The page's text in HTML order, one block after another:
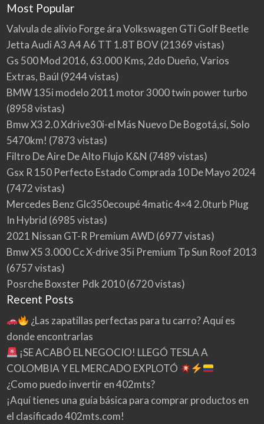
Most Popular
Valvula de alivio Forge ára Volkswagen GTi Golf Beetle
Jetta Audi A3 A4 A6 TT 1.8T BOV(21369 vistas)
Gs 500 Mod 2016, 63.000 Kms, 2do Dueño, Varios
Extras, Baúl (9244 vistas)
BMW 135i modelo 2011 motor 3000 twin power turbo
(8958 vistas)
Bmw X3 2.0 Xdrive30i-el Más Nuevo De Bogotá,sí, Solo
5470km! (7873 vistas)
Filtro De Aire De Alto Flujo K&N (7489 vistas)
Gsx R 150 Perfecto Estado Comprada 10 De Mayo 2024
(7472 vistas)
Mercedes Benz Glc350ecoupé 4matic 4×4 2.0turb Plug
In Hybrid (6985 vistas)
2021 Nissan GT-R Premium AWD(6977 vistas)
Bmw X5 3.000 Cc X-drive 35i Premium Tp Sun Roof 2013
(6757 vistas)
Posrche Boxster Pdk 2010(6720 vistas)
Recent Posts
¿Las zapatillas perfectas para tu carro? Aquí es
donde encontrarlas
¡SE ACABÓ EL NEGOCIO! LLEGÓ TESLA A
COLOMBIA Y EL MERCADO EXPLOTÓ
¿Como puedo invertir en 402mts?
¡Aquí tienes una guía básica para comprar productos en
el clasificado 402mts.com!